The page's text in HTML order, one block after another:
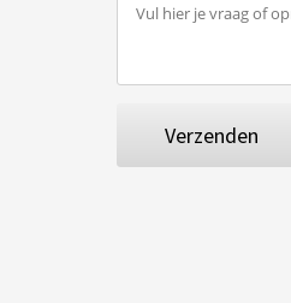
Verzenden